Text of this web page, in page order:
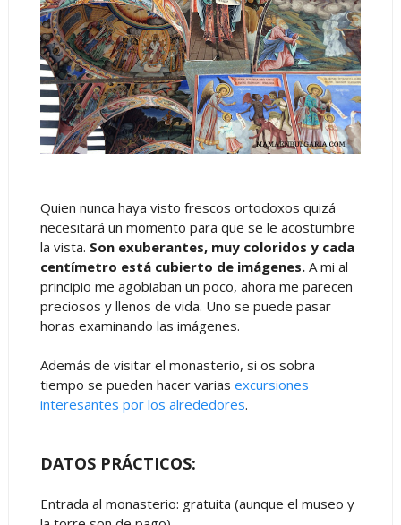
Quien nunca haya visto frescos ortodoxos quizá
necesitará un momento para que se le acostumbre
la vista. Son exuberantes, muy coloridos y cada
centímetro está cubierto de imágenes.A mi al
principio me agobiaban un poco, ahora me parecen
preciosos y llenos de vida. Uno se puede pasar
horas examinando las imágenes.
Además de visitar el monasterio, si os sobra
tiempo se pueden hacer varias excursiones
interesantes por los alrededores.
DATOS PRÁCTICOS:
Entrada al monasterio: gratuita (aunque el museo y